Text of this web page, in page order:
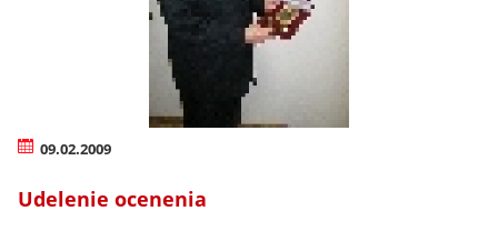
09.02.2009
Udelenie ocenenia